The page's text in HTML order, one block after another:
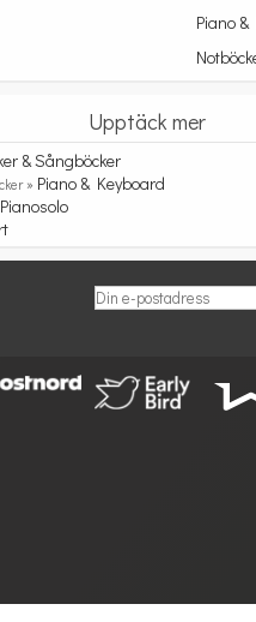
Piano
Upptäck mer
& Sångböcker
» Piano & Keyboard
Pianosolo